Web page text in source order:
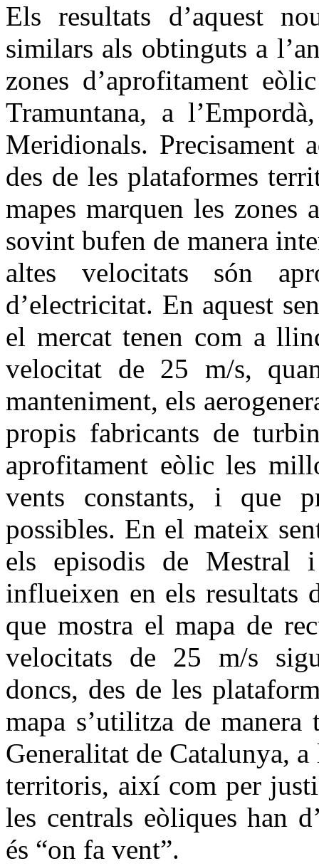
Els resultats d’aquest
similars als obtinguts a
zones d’aprofitament
Tramuntana, a
Meridionals. Precisament
des de les plataformes
mapes marquen les
sovint bufen de manera
altes velocitats són
d’electricitat. En aquest
el mercat tenen com a
velocitat de 25 m/s,
manteniment, els
propis fabricants de
aprofitament eòlic les
vents constants, i que
possibles. En el mateix
els episodis de Mestral
influeixen en els resultats
que mostra el mapa de
velocitats de 25 m/s
doncs, des de les
mapa s’utilitza de
Generalitat de Catalunya, a
territoris, així com per
les centrals eòliques han
és “on fa vent”.